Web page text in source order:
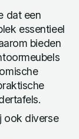
dat een
essentieel
bieden
ook diverse